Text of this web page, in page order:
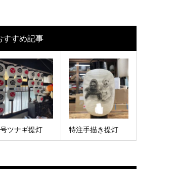
すすめ記事
ツナギ提灯 特注手描き提灯